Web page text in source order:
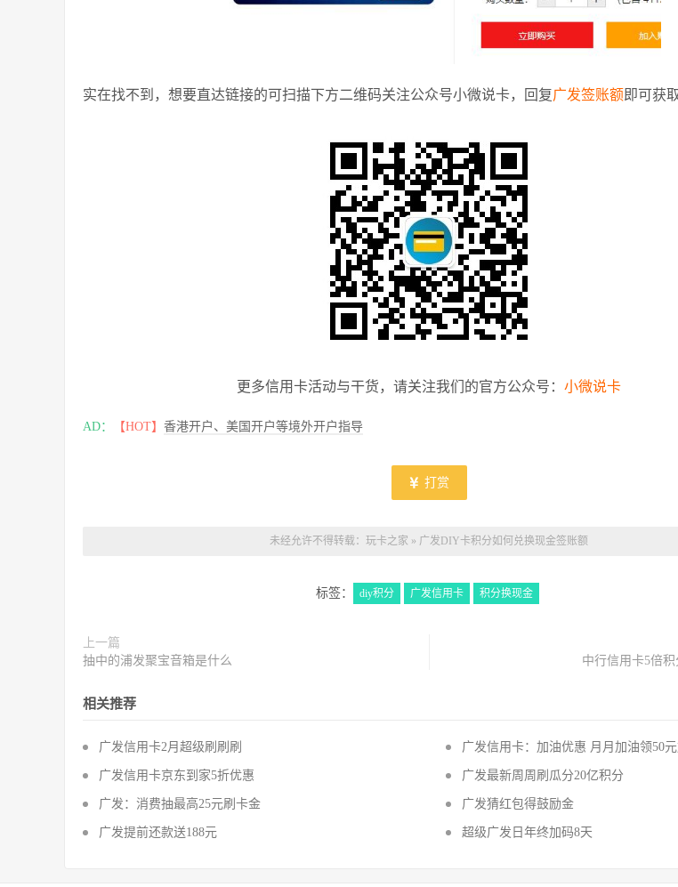
实在找不到，想要直达链接的可扫描下方二维码关注公众号小微说卡，回复广发签账额 即可获
更多信用卡活动与干货，请关注我们的官方公众号： 小微说卡
AD： 【HOT】 香港开户、美国开户等境外开户指导
打赏
未经允许不得转载： 玩卡之家 » 广发DIY卡积分如何兑换现金签账额
标签： diy积分 广发信用卡 积分换现金
上一篇
抽中的浦发聚宝音箱是什么
中行信用卡5倍
相关推荐
广发信用卡2月超级刷刷刷 广发信用卡：加油优惠 月月加油领50
广发信用卡京东到家5折优惠 广发最新周周刷瓜分20亿积分
广发：消费抽最高25元刷卡金 广发猜红包得鼓励金
广发提前还款送188元 超级广发日年终加码8天